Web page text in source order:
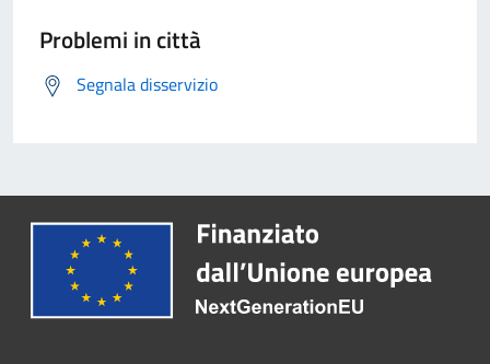
Problemi in città
Segnala disservizio